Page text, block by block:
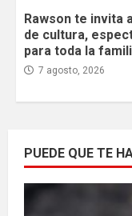
Rawson te invita
de cultura,
para toda la
7 agosto, 2026
PUEDE QUE TE